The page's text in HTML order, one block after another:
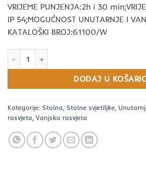
VRIJEME PUNJENJA:2h i 30
IP 54;MOGUĆNOST UNUTARNJE I
KATALOŠKI BROJ:61100/W
DODAJ U
Kategorije: Stolna, Stolne svjetiljke,
rasvjeta, Vanjska rasvjeta